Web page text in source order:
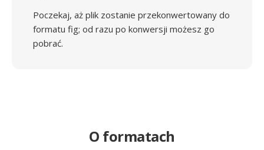
Poczekaj, aż plik zostanie przekonwertowany do
formatu fig; od razu po konwersji możesz go
pobrać.
O formatach